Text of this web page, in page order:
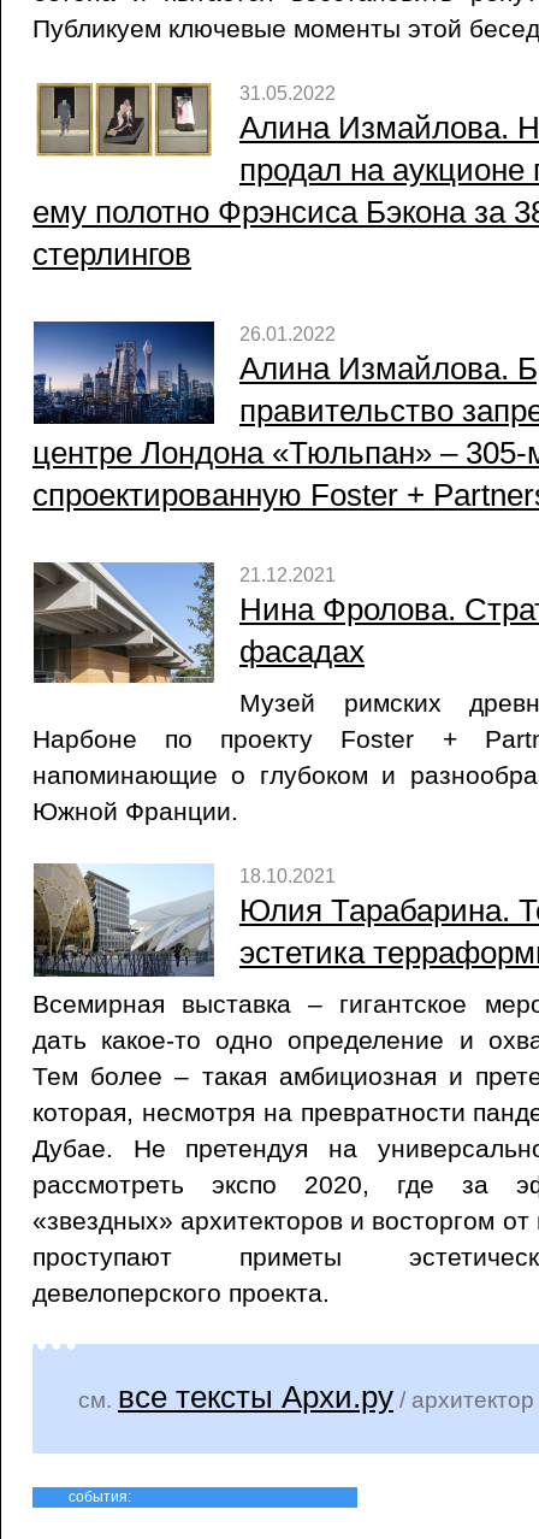
Публикуем ключевые моменты этой
31.05.2022
Алина Измайлова.
продал на
ему полотно Фрэнсиса Бэкона за
стерлингов
26.01.2022
Алина Измайлова.
правительство
центре Лондона «Тюльпан» –
спроектированную Foster +
21.12.2021
Нина Фролова.
фасадах
Музей римских
Нарбоне по проекту Foster +
напоминающие о глубоком и
Южной Франции.
18.10.2021
Юлия Тарабарина.
эстетика
Всемирная выставка – гигантское
дать какое-то одно определение и
Тем более – такая амбициозная и
которая, несмотря на превратности
Дубае. Не претендуя на
рассмотреть экспо 2020, где за
«звездных» архитекторов и восторгом
проступают приметы
девелоперского проекта.
см. все тексты Архи.ру /
события: